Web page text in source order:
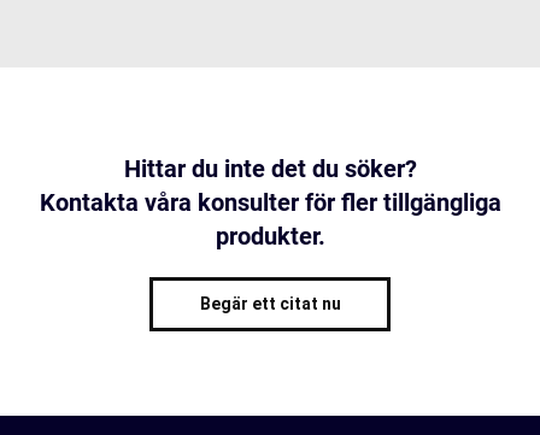
Hittar du inte det du söker?
Kontakta våra konsulter för fler tillgängliga
produkter.
Begär ett citat nu